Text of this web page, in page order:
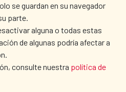
Día Mundial del
se guardan en su navegador
parte.
alguna o todas estas
de algunas podría afectar a
consulte nuestra política de